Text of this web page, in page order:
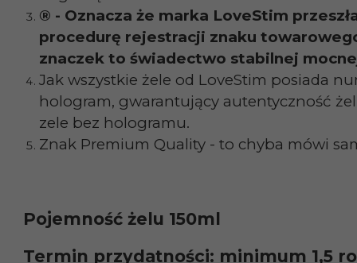
® - Oznacza że marka LoveStim
procedurę rejestracji znaku
znaczek to świadectwo stabilnej
Jak wszystkie żele od LoveStim posiada
hologram, gwarantujący autentyczność
zele bez hologramu.
Znak Premium Quality - to chyba mówi
Pojemność żelu 150ml
Termin przydatności: minimum 1,5